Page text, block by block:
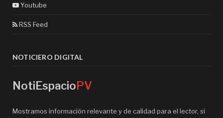
Youtube
RSS Feed
NOTICIERO DIGITAL
NotiEspacioPV
Mostramos información relevante y de calidad para el lector, si